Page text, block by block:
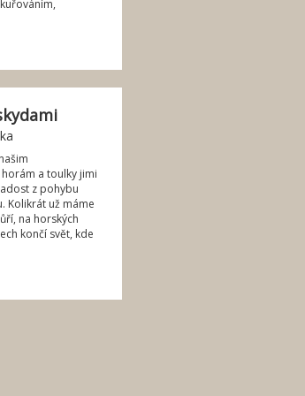
a toulky jimi
z pohybu
Kolikrát už máme
na horských
končí svět, kde